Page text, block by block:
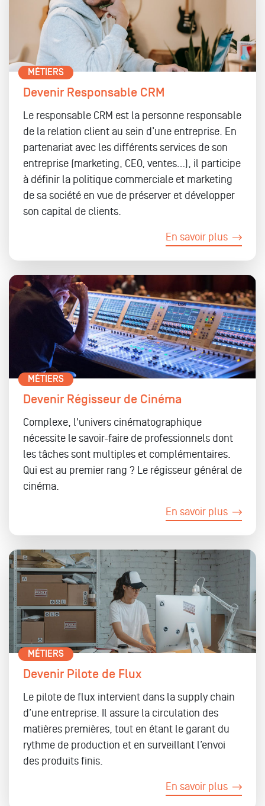
MÉTIERS
Devenir Responsable CRM
Le responsable CRM est la personne responsable
de la relation client au sein d’une entreprise. En
partenariat avec les différents services de son
entreprise (marketing, CEO, ventes…), il participe
à définir la politique commerciale et marketing
de sa société en vue de préserver et développer
son capital de clients.
En savoir plus
MÉTIERS
Devenir Régisseur de Cinéma
Complexe, l'univers cinématographique
nécessite le savoir-faire de professionnels dont
les tâches sont multiples et complémentaires.
Qui est au premier rang ? Le régisseur général de
cinéma.
En savoir plus
MÉTIERS
Devenir Pilote de Flux
Le pilote de flux intervient dans la supply chain
d’une entreprise. Il assure la circulation des
matières premières, tout en étant le garant du
rythme de production et en surveillant l’envoi
des produits finis.
En savoir plus